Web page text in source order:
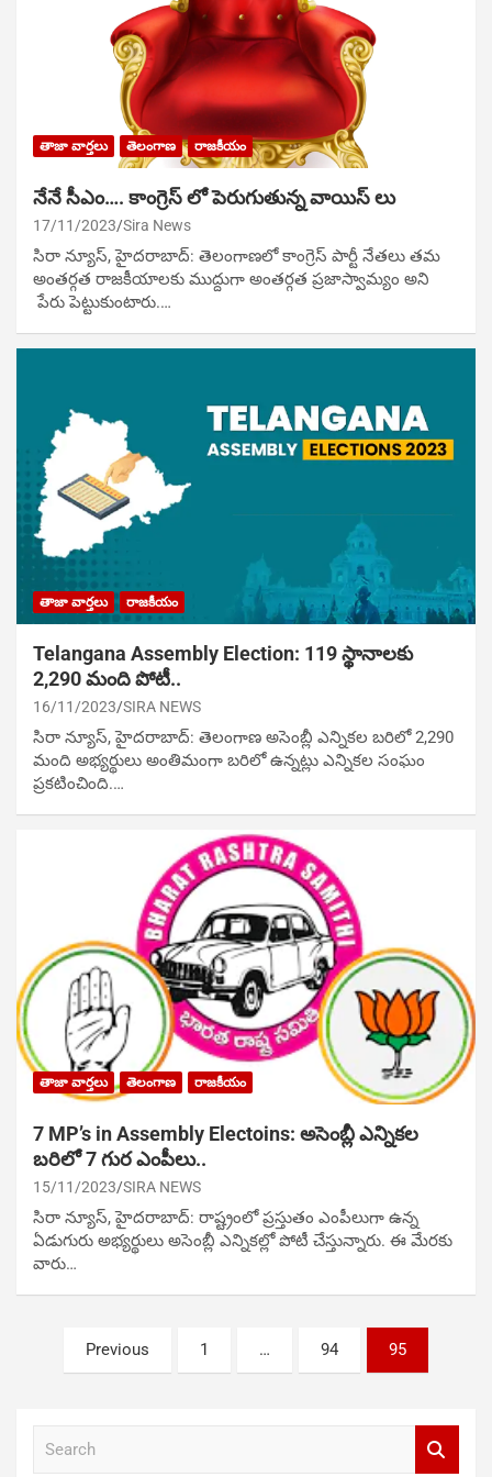
తాజా వార్తలు తెలంగాణ రాజకీయం
నేనే సీఎం…. కాంగ్రెస్ లో పెరుగుతున్న వాయిస్ లు
17/11/2023 Sira News
సిరా న్యూస్, హైదరాబాద్: తెలంగాణలో కాంగ్రెస్ పార్టీ నేతలు తమ
అంతర్గత రాజకీయాలకు ముద్దుగా అంతర్గత ప్రజాస్వామ్యం అని
పేరు పెట్టుకుంటారు.…
తాజా వార్తలు రాజకీయం
Telangana Assembly Election: 119 స్థానాలకు
2,290 మంది పోటీ..
16/11/2023 SIRA NEWS
సిరా న్యూస్, హైదరాబాద్‌: తెలంగాణ అసెంబ్లీ ఎన్నికల బరిలో 2,290
మంది అభ్యర్థులు అంతిమంగా బరిలో ఉన్నట్లు ఎన్నికల సంఘం
ప్రకటించింది.…
తాజా వార్తలు తెలంగాణ రాజకీయం
7 MP’s in Assembly Electoins: అసెంబ్లీ ఎన్నికల
బరిలో 7 గుర ఎంపీలు..
15/11/2023 SIRA NEWS
సిరా న్యూస్, హైదరాబాద్‌: రాష్ట్రంలో ప్రస్తుతం ఎంపీలుగా ఉన్న
ఏడుగురు అభ్యర్థులు అసెంబ్లీ ఎన్నికల్లో పోటీ చేస్తున్నారు. ఈ మేరకు
వారు…
navigation
Previous 1 … 94 95